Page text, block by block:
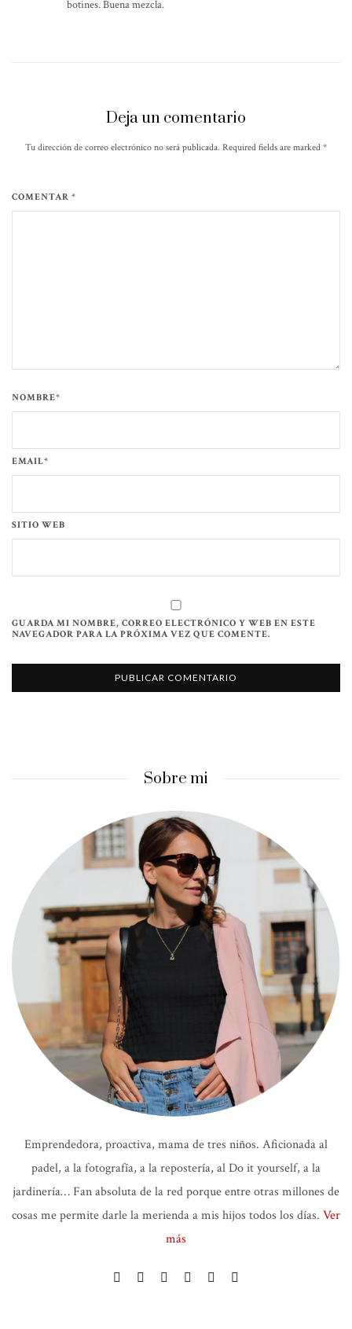
botines. Buena mezcla.
Deja un comentario
Tu dirección de correo electrónico no será publicada. Required fields are marked *
COMENTAR *
NOMBRE*
EMAIL*
SITIO WEB
GUARDA MI NOMBRE, CORREO ELECTRÓNICO Y WEB EN ESTE
NAVEGADOR PARA LA PRÓXIMA VEZ QUE COMENTE.
Sobre mi
Emprendedora, proactiva, mama de tres niños. Aficionada al
padel, a la fotografía, a la repostería, al Do it yourself, a la
jardinería… Fan absoluta de la red porque entre otras millones de
cosas me permite darle la merienda a mis hijos todos los días. Ver
más